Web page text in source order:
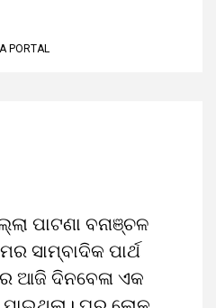
PORTAL
ପାଟଣା ବନାଞ୍ଚଳ
ସାମ୍ବାଦିକ ପାର୍ଥ
ଆଜି ଦିନବେଳା ଏକ